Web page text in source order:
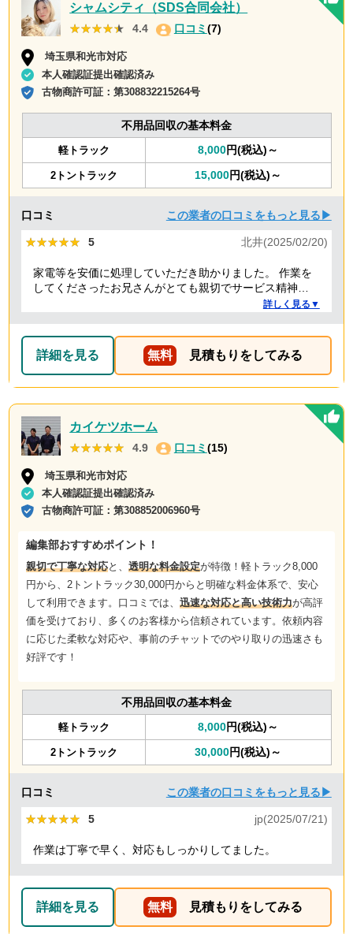
シャムシティ（SDS合同会社）
★★★★★
★★★★★ 4.4 口コミ(7)
埼玉県和光市対応
本人確認証提出確認済み
古物商許可証：第308832215264号
不用品回収の基本料金
軽トラック 8,000円(税込)～
2トントラック 15,000円(税込)～
口コミ この業者の口コミをもっと見る▶
★★★★★
★★★★★ 5 北井(2025/02/20)
家電等を安価に処理していただき助かりました。 作業を
してくださったお兄さんがとても親切でサービス精神溢
詳しく見る▼
詳細を見る 無料 見積もりをしてみる
カイケツホーム
★★★★★
★★★★★ 4.9 口コミ (15)
埼玉県和光市対応
本人確認証提出確認済み
古物商許可証：第308852006960号
編集部おすすめポイント！
親切で丁寧な対応と、 透明な料金設定が特徴！軽トラック8,000
円から、2トントラック30,000円からと明確な料金体系で、安心
して利用できます。口コミでは、 迅速な対応と高い技術力が高評
価を受けており、多くのお客様から信頼されています。依頼内容
に応じた柔軟な対応や、事前のチャットでのやり取りの迅速さも
好評です！
不用品回収の基本料金
軽トラック 8,000円(税込)～
2トントラック 30,000円(税込)～
口コミ この業者の口コミをもっと見る▶
★★★★★
★★★★★ 5 jp(2025/07/21)
作業は丁寧で早く、対応もしっかりしてました。
詳細を見る 無料 見積もりをしてみる